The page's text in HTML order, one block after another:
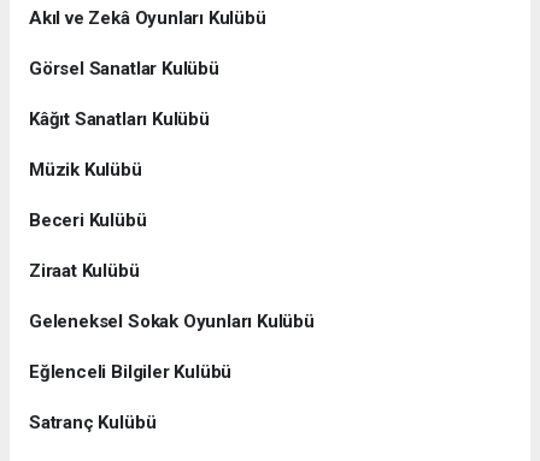
Akıl ve Zekâ Oyunları Kulübü
Görsel Sanatlar Kulübü
Kâğıt Sanatları Kulübü
Müzik Kulübü
Beceri Kulübü
Ziraat Kulübü
Geleneksel Sokak Oyunları Kulübü
Eğlenceli Bilgiler Kulübü
Satranç Kulübü